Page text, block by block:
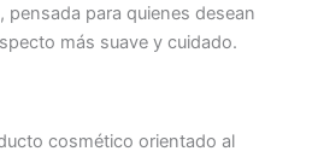
para quienes desean
más suave y cuidado.
cosmético orientado al